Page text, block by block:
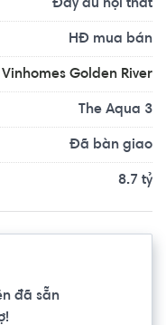
Đầy đủ nội thất
HĐ mua bán
Vinhomes Golden River
The Aqua 3
Đã bàn giao
8.7 tỷ
đã sẵn